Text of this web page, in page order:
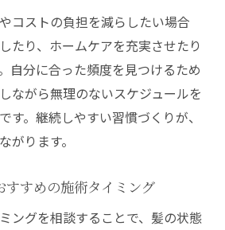
コストの負担を減らしたい場合
たり、ホームケアを充実させたり
自分に合った頻度を見つけるため
ながら無理のないスケジュールを
す。継続しやすい習慣づくりが、
がります。
すすめの施術タイミング
ングを相談することで、髪の状態